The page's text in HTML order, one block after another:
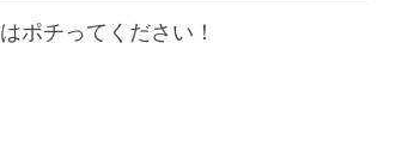
ポチってください！